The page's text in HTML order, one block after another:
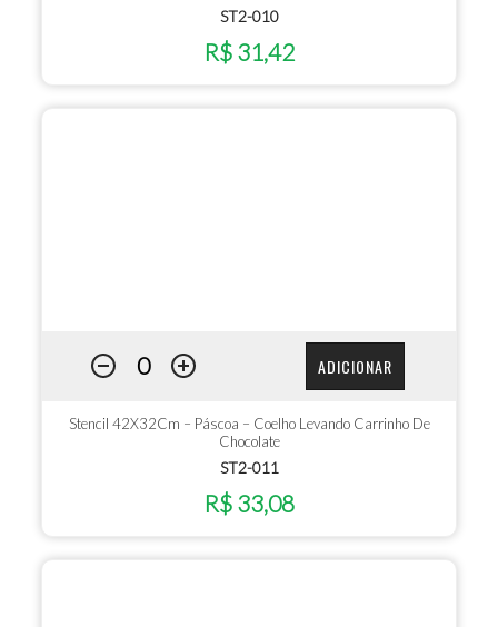
ST2-010
R$ 31,42
ADICIONAR
Stencil 42X32Cm – Páscoa – Coelho Levando Carrinho De
Chocolate
ST2-011
R$ 33,08